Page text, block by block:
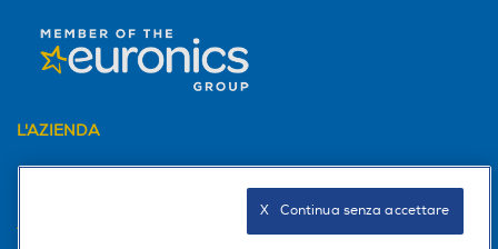
L'AZIENDA
AREA CLIENTI
X   Continua senza accettare